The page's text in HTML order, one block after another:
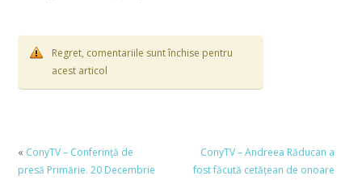
Regret, comentariile sunt închise pentru
acest articol
« ConyTV – Conferinţă de
presă Primărie. 20 Decembrie
ConyTV – Andreea Răducan a
fost făcută cetăţean de onoare